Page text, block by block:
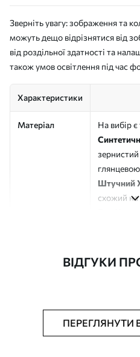
Зверніть увагу: зображення та
можуть дещо відрізнятися від
від роздільної здатності та
також умов освітлення під час
Характеристики
Матеріал
На вибір
Штучний
схожий на
Додатково Можна
ВІДГУКИ
ПЕРЕГЛЯНУТИ